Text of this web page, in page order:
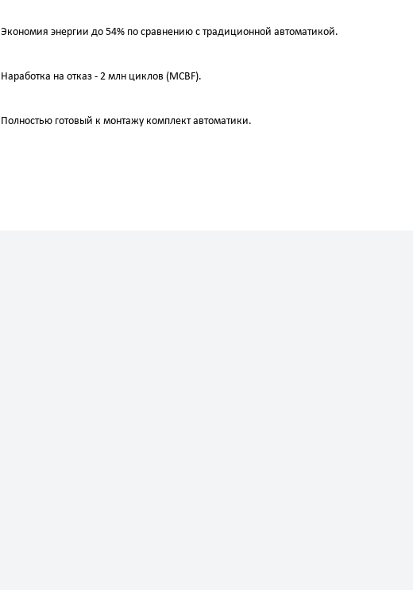
Экономия энергии до 54% по сравнению с традиционной автоматикой.
Наработка на отказ - 2 млн циклов (MCBF).
Полностью готовый к монтажу комплект автоматики.